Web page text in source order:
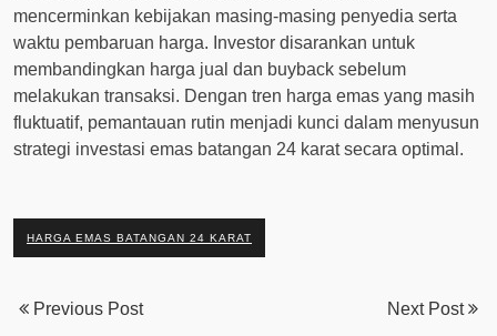
mencerminkan kebijakan masing-masing penyedia serta
waktu pembaruan harga. Investor disarankan untuk
membandingkan harga jual dan buyback sebelum
melakukan transaksi. Dengan tren harga emas yang masih
fluktuatif, pemantauan rutin menjadi kunci dalam menyusun
strategi investasi emas batangan 24 karat secara optimal.
HARGA EMAS BATANGAN 24 KARAT
Previous Post Next Post